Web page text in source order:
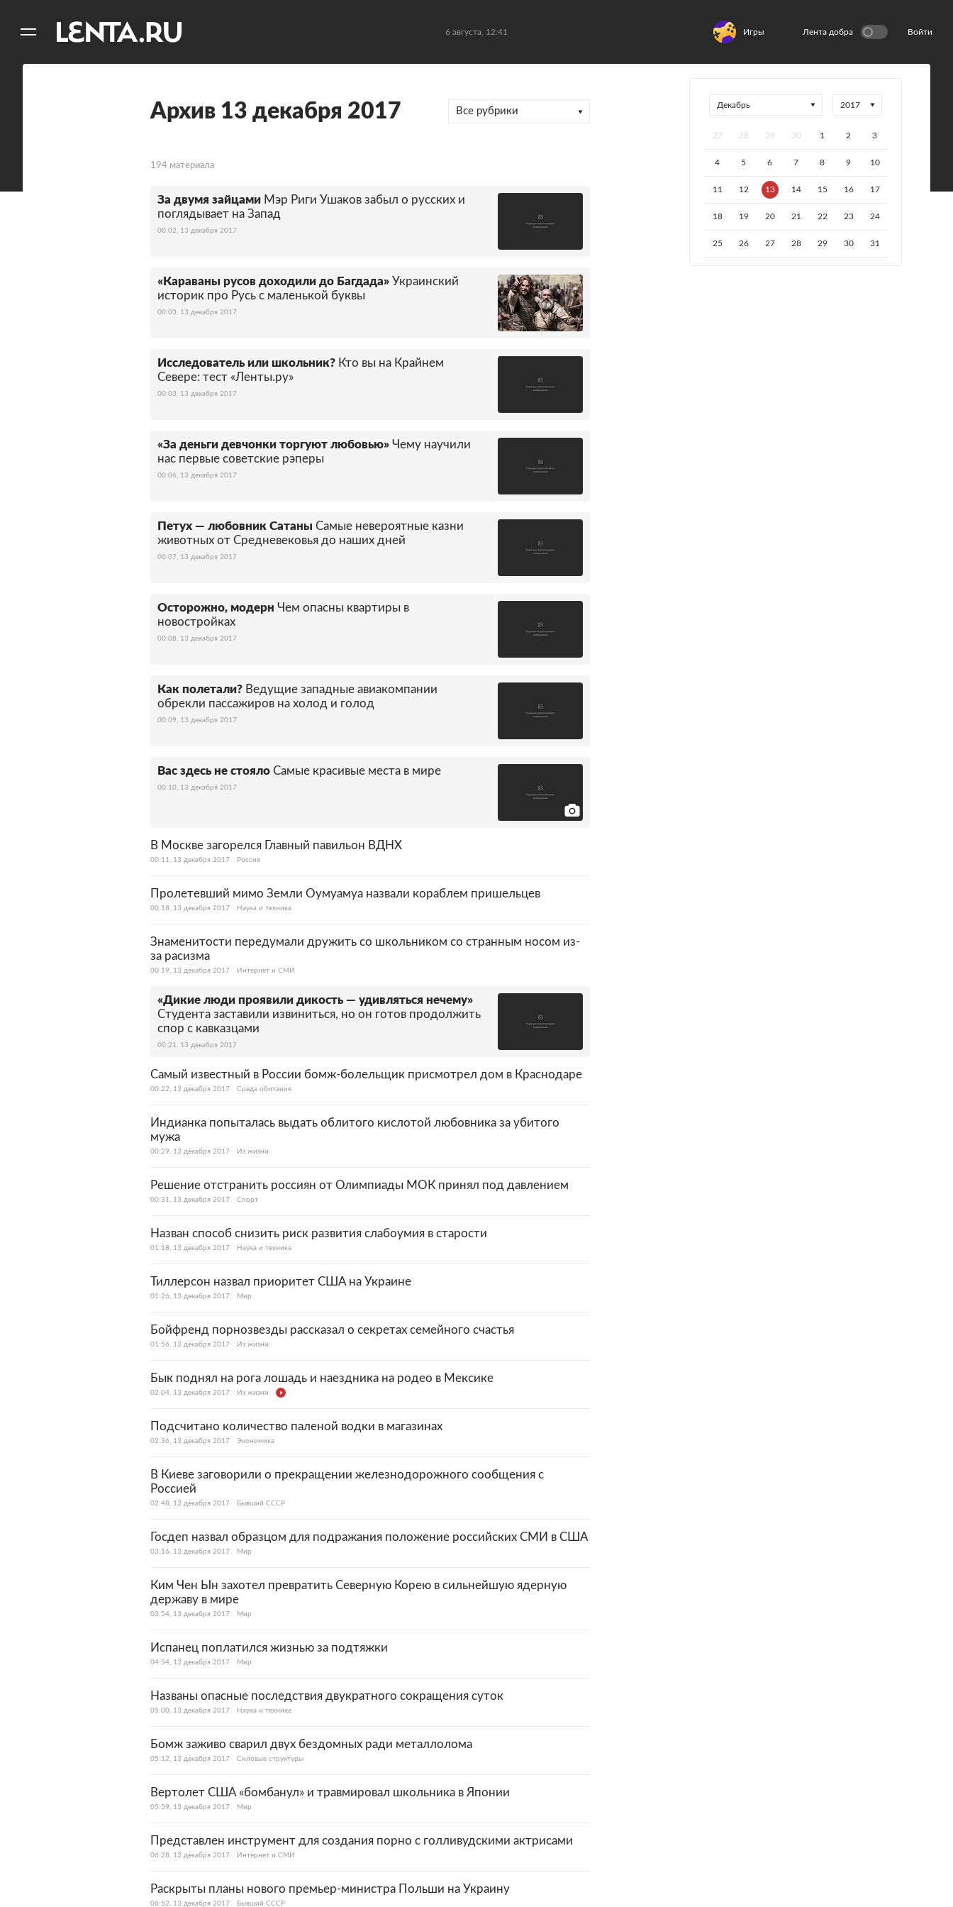
6 августа, 12:41 Игры Лента добра Войти
Архив 13 декабря 2017 Все рубрики
194 материала
За двумя зайцами Мэр Риги Ушаков забыл о русских и
поглядывает на Запад
00:02, 13 декабря 2017
«Караваны русов доходили до Багдада» Украинский
историк про Русь с маленькой буквы
00:03, 13 декабря 2017
Исследователь или школьник? Кто вы на Крайнем
Севере: тест «Ленты.ру»
00:03, 13 декабря 2017
«За деньги девчонки торгуют любовью» Чему научили
нас первые советские рэперы
00:06, 13 декабря 2017
Петух — любовник Сатаны Самые невероятные казни
животных от Средневековья до наших дней
00:07, 13 декабря 2017
Осторожно, модерн Чем опасны квартиры в
новостройках
00:08, 13 декабря 2017
Как полетали? Ведущие западные авиакомпании
обрекли пассажиров на холод и голод
00:09, 13 декабря 2017
Вас здесь не стояло Самые красивые места в мире
00:10, 13 декабря 2017
В Москве загорелся Главный павильон ВДНХ
00:11, 13 декабря 2017 Россия
Пролетевший мимо Земли Оумуамуа назвали кораблем пришельцев
00:18, 13 декабря 2017 Наука и техника
Знаменитости передумали дружить со школьником со странным носом из-
за расизма
00:19, 13 декабря 2017 Интернет и СМИ
«Дикие люди проявили дикость — удивляться нечему»
Студента заставили извиниться, но он готов продолжить
спор с кавказцами
00:21, 13 декабря 2017
Самый известный в России бомж-болельщик присмотрел дом в Краснодаре
00:22, 13 декабря 2017 Среда обитания
Индианка попыталась выдать облитого кислотой любовника за убитого
мужа
00:29, 13 декабря 2017 Из жизни
Решение отстранить россиян от Олимпиады МОК принял под давлением
00:31, 13 декабря 2017 Спорт
Назван способ снизить риск развития слабоумия в старости
01:18, 13 декабря 2017 Наука и техника
Тиллерсон назвал приоритет США на Украине
01:26, 13 декабря 2017 Мир
Бойфренд порнозвезды рассказал о секретах семейного счастья
01:56, 13 декабря 2017 Из жизни
Бык поднял на рога лошадь и наездника на родео в Мексике
02:04, 13 декабря 2017 Из жизни
Подсчитано количество паленой водки в магазинах
02:36, 13 декабря 2017 Экономика
В Киеве заговорили о прекращении железнодорожного сообщения с
Россией
02:48, 13 декабря 2017 Бывший СССР
Госдеп назвал образцом для подражания положение российских СМИ в США
03:16, 13 декабря 2017 Мир
Ким Чен Ын захотел превратить Северную Корею в сильнейшую ядерную
державу в мире
03:54, 13 декабря 2017 Мир
Испанец поплатился жизнью за подтяжки
04:54, 13 декабря 2017 Мир
Названы опасные последствия двукратного сокращения суток
05:00, 13 декабря 2017 Наука и техника
Бомж заживо сварил двух бездомных ради металлолома
05:12, 13 декабря 2017 Силовые структуры
Вертолет США «бомбанул» и травмировал школьника в Японии
05:59, 13 декабря 2017 Мир
Представлен инструмент для создания порно с голливудскими актрисами
06:28, 13 декабря 2017 Интернет и СМИ
Раскрыты планы нового премьер-министра Польши на Украину
06:52, 13 декабря 2017 Бывший СССР
27 28 29 30 1 2 3
4 5 6 7 8 9 10
11 12 13 14 15 16 17
18 19 20 21 22 23 24
25 26 27 28 29 30 31